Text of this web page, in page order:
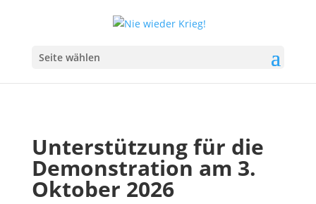
Seite wählen
Unterstützung für die
Demonstration am 3.
Oktober 2026